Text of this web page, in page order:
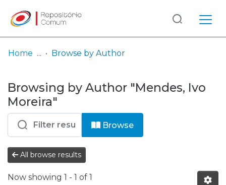
& Collections
Browse repository
Entities
Log
In
(current)
Home Browse by Author
Browsing by Author "Mendes, Ivo
Moreira"
Browse
All browse results
Now showing 1 - 1 of 1